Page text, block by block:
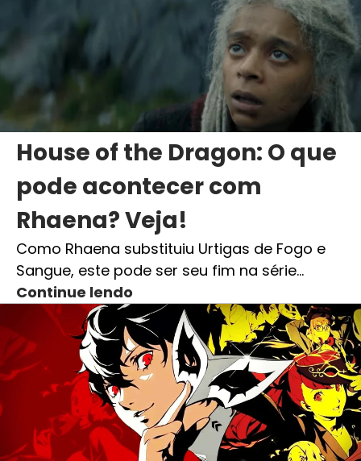
House of the Dragon: O que
pode acontecer com
Rhaena? Veja!
Como Rhaena substituiu Urtigas de Fogo e
Sangue, este pode ser seu fim na série…
Continue lendo